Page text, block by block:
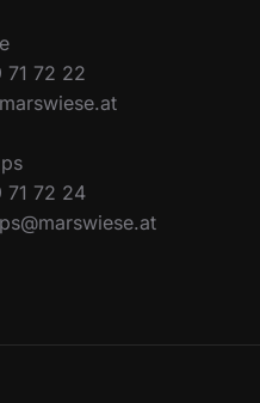
71 72 22
71 72 24